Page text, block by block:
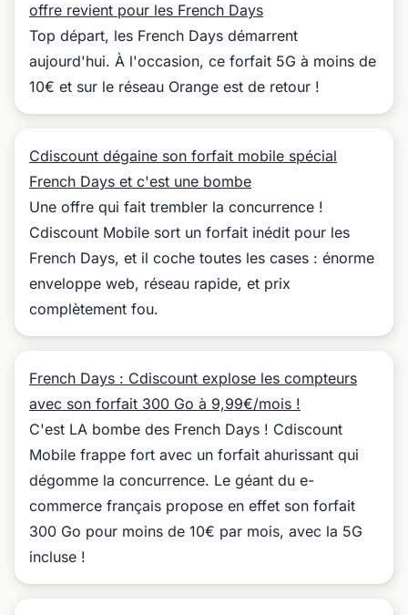
offre revient pour les French Days
Top départ, les French Days démarrent
aujourd'hui. À l'occasion, ce forfait 5G à moins de
10€ et sur le réseau Orange est de retour !
Cdiscount dégaine son forfait mobile spécial
French Days et c'est une bombe
Une offre qui fait trembler la concurrence !
Cdiscount Mobile sort un forfait inédit pour les
French Days, et il coche toutes les cases : énorme
enveloppe web, réseau rapide, et prix
complètement fou.
French Days : Cdiscount explose les compteurs
avec son forfait 300 Go à 9,99€/mois !
C'est LA bombe des French Days ! Cdiscount
Mobile frappe fort avec un forfait ahurissant qui
dégomme la concurrence. Le géant du e-
commerce français propose en effet son forfait
300 Go pour moins de 10€ par mois, avec la 5G
incluse !